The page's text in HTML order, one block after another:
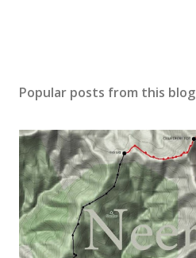
s
C
o
m
m
e
n
t
Popular posts from this blog